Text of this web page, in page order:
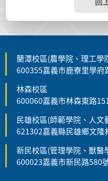
蘭潭校區(農學院、理工學
600355嘉義市鹿寮里學府
林森校區
600060嘉義市林森東路
民雄校區(師範學院、人文
621302嘉義縣民雄鄉文隆
新民校區(管理學院、獸醫
600023嘉義市新民路580